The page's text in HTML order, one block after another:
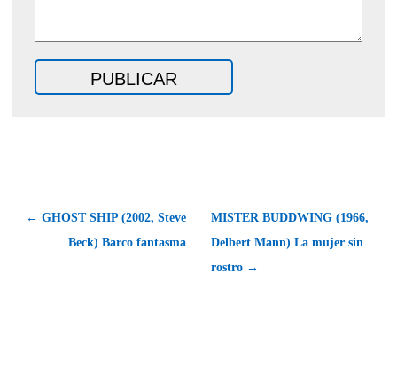
← GHOST SHIP (2002, Steve
Beck) Barco fantasma
MISTER BUDDWING (1966,
Delbert Mann) La mujer sin
rostro →